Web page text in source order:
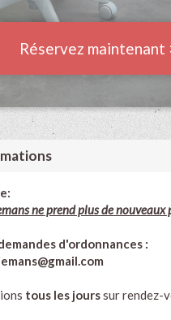
Réservez maintenant
ne prend plus de
d'ordonnances :
tous les jourssur rendez-